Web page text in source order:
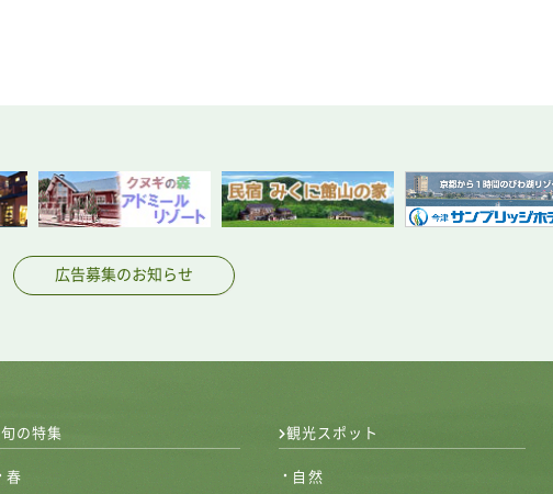
広告募集のお知らせ
旬の特集
春
観光スポット
自然